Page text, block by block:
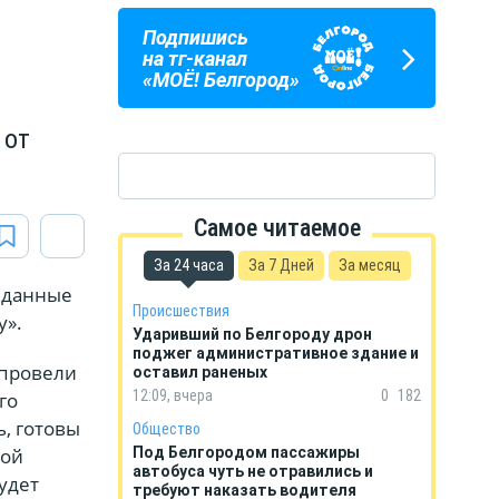
данные
готовы
Подпишись
на тг-канал
«МОЁ! Белгород»
ПОГОДА
В БЕЛГОРОДЕ
ГОРОСКОП
НА КАЖДЫЙ ДЕНЬ
Самое читаемое
За 24 часа За 7 Дней За месяц
Происшествия
Ударивший по Белгороду дрон
поджег административное здание и
оставил раненых
12:09, вчера
0
182
Общество
Под Белгородом пассажиры
автобуса чуть не отравились и
требуют наказать водителя